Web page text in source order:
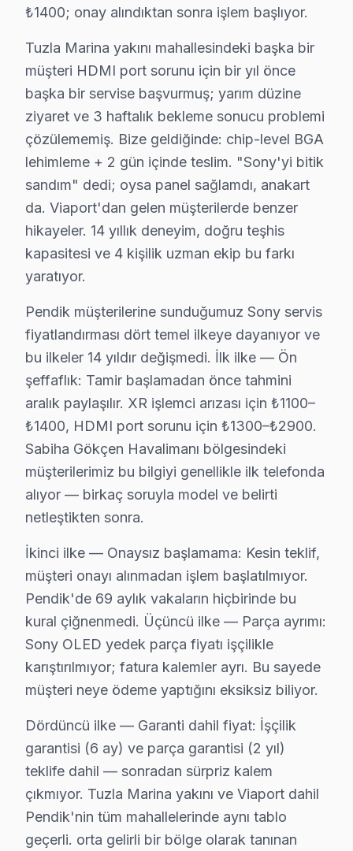
Etkilenen Model Serisi: Sony X900F.
Pendik'teki Sony televizyonların arıza profilleri,
Sony Tamir vs Yenileme: Kuşağa Göre Karar
Ahmet Yesevi'de Sony TV Servisi
Ahmet Yesevi Mahallesi, genellikle eski bina
Bahçelievler'de Sony TV Servisi
Bahçelievler Mahallesi, modern ve yeni yapılarla
Ballıca'da Sony TV Servisi
Ballıca Mahallesi, genellikle yenilenen yapılarla dolu
Batı'da Sony TV Servisi
Batı Mahallesi, her yaştan insanın yaşadığı dinamik
Çamçeşme'de Sony TV Servisi
Çamçeşme Mahallesi, yeni konut projeleriyle gelişim
Çamlık'ta Sony TV Servisi
Çamlık Mahallesi, yeni ve modern yapılarıyla öne
Çınardere'de Sony TV Servisi
Çınardere Mahallesi, karmaşık bir elektrik
Doğu'da Sony TV Servisi
Doğu Mahallesi, genç nüfusun yoğun olduğu bir
Dumlupınar'da Sony TV Servisi
Dumlupınar Mahallesi, farklı yaş gruplarından
Emirli Mahallesi, gelişmekte olan bir yerleşim yeridir.
Ertuğrul Gazi'de Sony TV Servisi
Ertuğrul Gazi Mahallesi, çeşitli yaş gruplarındaki
Esenler'de Sony TV Servisi
₺1400; onay alındıktan sonra işlem başlıyor.
Tuzla Marina yakını mahallesindeki başka bir
müşteri HDMI port sorunu için bir yıl önce
başka bir servise başvurmuş; yarım düzine
ziyaret ve 3 haftalık bekleme sonucu problemi
çözülememiş. Bize geldiğinde: chip-level BGA
lehimleme + 2 gün içinde teslim. "Sony'yi bitik
sandım" dedi; oysa panel sağlamdı, anakart
da. Viaport'dan gelen müşterilerde benzer
hikayeler. 14 yıllık deneyim, doğru teşhis
kapasitesi ve 4 kişilik uzman ekip bu farkı
yaratıyor.
Pendik müşterilerine sunduğumuz Sony servis
fiyatlandırması dört temel ilkeye dayanıyor ve
bu ilkeler 14 yıldır değişmedi. İlk ilke — Ön
şeffaflık: Tamir başlamadan önce tahmini
aralık paylaşılır. XR işlemci arızası için ₺1100–
₺1400, HDMI port sorunu için ₺1300–₺2900.
Sabiha Gökçen Havalimanı bölgesindeki
müşterilerimiz bu bilgiyi genellikle ilk telefonda
alıyor — birkaç soruyla model ve belirti
netleştikten sonra.
İkinci ilke — Onaysız başlamama: Kesin teklif,
müşteri onayı alınmadan işlem başlatılmıyor.
Pendik'de 69 aylık vakaların hiçbirinde bu
kural çiğnenmedi. Üçüncü ilke — Parça ayrımı:
Sony OLED yedek parça fiyatı işçilikle
karıştırılmıyor; fatura kalemler ayrı. Bu sayede
müşteri neye ödeme yaptığını eksiksiz biliyor.
Dördüncü ilke — Garanti dahil fiyat: İşçilik
garantisi (6 ay) ve parça garantisi (2 yıl)
teklife dahil — sonradan sürpriz kalem
çıkmıyor. Tuzla Marina yakını ve Viaport dahil
Pendik'nin tüm mahallelerinde aynı tablo
geçerli. orta gelirli bir bölge olarak tanınan